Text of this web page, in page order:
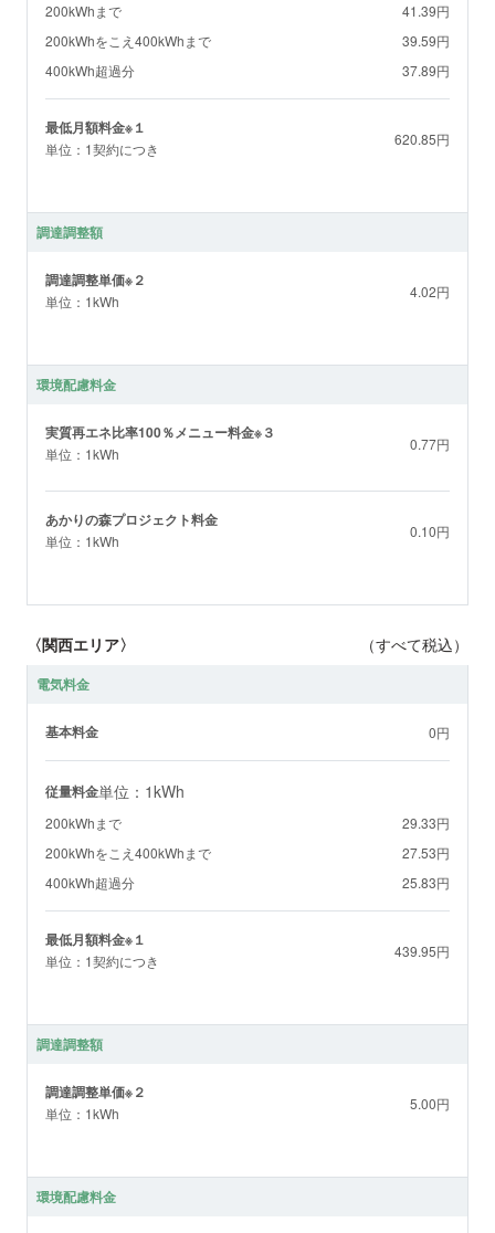
200kWhまで
41.39円
200kWhをこえ400kWhまで
39.59円
400kWh超過分
37.89円
最低月額料金※１
単位：1契約につき
620.85円
調達調整額
調達調整単価※２
単位：1kWh
4.02円
環境配慮料金
実質再エネ比率100％メニュー料金※３
単位：1kWh
0.77円
あかりの森プロジェクト料金
単位：1kWh
0.10円
〈関西エリア〉 （すべて税込）
電気料金
基本料金 0円
従量料金単位：1kWh
200kWhまで
29.33円
200kWhをこえ400kWhまで
27.53円
400kWh超過分
25.83円
最低月額料金※１
単位：1契約につき
439.95円
調達調整額
調達調整単価※２
単位：1kWh
5.00円
環境配慮料金